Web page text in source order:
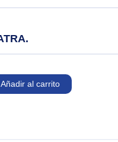
Añadir al carrito